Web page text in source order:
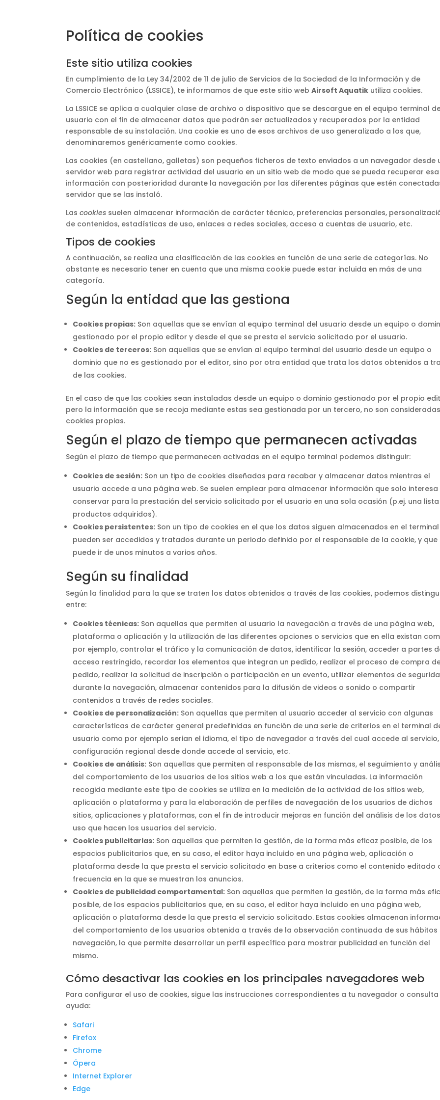
Política de cookies
Este sitio utiliza cookies
En cumplimiento de la Ley 34/2002 de 11 de julio de Servicios de la Sociedad de la Información y de
Comercio Electrónico (LSSICE), te informamos de que este sitio webAirsoft Aquatik utiliza cookies.
La LSSICE se aplica a cualquier clase de archivo o dispositivo que se descargue en el equipo terminal
usuario con el fin de almacenar datos que podrán ser actualizados y recuperados por la entidad
responsable de su instalación. Una cookie es uno de esos archivos de uso generalizado a los que,
denominaremos genéricamente como cookies.
Las cookies (en castellano, galletas) son pequeños ficheros de texto enviados a un navegador desde
servidor web para registrar actividad del usuario en un sitio web de modo que se pueda recuperar esa
información con posterioridad durante la navegación por las diferentes páginas que estén
servidor que se las instaló.
Lascookies suelen almacenar información de carácter técnico, preferencias personales,
de contenidos, estadísticas de uso, enlaces a redes sociales, acceso a cuentas de usuario, etc.
Tipos de cookies
A continuación, se realiza una clasificación de las cookies en función de una serie de categorías. No
obstante es necesario tener en cuenta que una misma cookie puede estar incluida en más de una
categoría.
Según la entidad que las gestiona
Cookies propias: Son aquellas que se envían al equipo terminal del usuario desde un equipo o
gestionado por el propio editor y desde el que se presta el servicio solicitado por el usuario.
Cookies de terceros: Son aquellas que se envían al equipo terminal del usuario desde un equipo o
dominio que no es gestionado por el editor, sino por otra entidad que trata los datos obtenidos a
de las cookies.
En el caso de que las cookies sean instaladas desde un equipo o dominio gestionado por el propio
pero la información que se recoja mediante estas sea gestionada por un tercero, no son consideradas
cookies propias.
Según el plazo de tiempo que permanecen activadas
Según el plazo de tiempo que permanecen activadas en el equipo terminal podemos distinguir:
Cookies de sesión: Son un tipo de cookies diseñadas para recabar y almacenar datos mientras el
usuario accede a una página web. Se suelen emplear para almacenar información que solo interesa
conservar para la prestación del servicio solicitado por el usuario en una sola ocasión (p.ej. una
productos adquiridos).
Cookies persistentes: Son un tipo de cookies en el que los datos siguen almacenados en el
pueden ser accedidos y tratados durante un periodo definido por el responsable de la cookie, y que
puede ir de unos minutos a varios años.
Según su finalidad
Según la finalidad para la que se traten los datos obtenidos a través de las cookies, podemos
entre:
Cookies técnicas: Son aquellas que permiten al usuario la navegación a través de una página web,
plataforma o aplicación y la utilización de las diferentes opciones o servicios que en ella existan
por ejemplo, controlar el tráfico y la comunicación de datos, identificar la sesión, acceder a partes
acceso restringido, recordar los elementos que integran un pedido, realizar el proceso de compra
pedido, realizar la solicitud de inscripción o participación en un evento, utilizar elementos de
durante la navegación, almacenar contenidos para la difusión de videos o sonido o compartir
contenidos a través de redes sociales.
Cookies de personalización: Son aquellas que permiten al usuario acceder al servicio con algunas
características de carácter general predefinidas en función de una serie de criterios en el terminal
usuario como por ejemplo serian el idioma, el tipo de navegador a través del cual accede al
configuración regional desde donde accede al servicio, etc.
Cookies de análisis: Son aquellas que permiten al responsable de las mismas, el seguimiento y
del comportamiento de los usuarios de los sitios web a los que están vinculadas. La información
recogida mediante este tipo de cookies se utiliza en la medición de la actividad de los sitios web,
aplicación o plataforma y para la elaboración de perfiles de navegación de los usuarios de dichos
sitios, aplicaciones y plataformas, con el fin de introducir mejoras en función del análisis de los
uso que hacen los usuarios del servicio.
Cookies publicitarias: Son aquellas que permiten la gestión, de la forma más eficaz posible, de los
espacios publicitarios que, en su caso, el editor haya incluido en una página web, aplicación o
plataforma desde la que presta el servicio solicitado en base a criterios como el contenido editado
frecuencia en la que se muestran los anuncios.
Cookies de publicidad comportamental: Son aquellas que permiten la gestión, de la forma más
posible, de los espacios publicitarios que, en su caso, el editor haya incluido en una página web,
aplicación o plataforma desde la que presta el servicio solicitado. Estas cookies almacenan
del comportamiento de los usuarios obtenida a través de la observación continuada de sus hábitos
navegación, lo que permite desarrollar un perfil específico para mostrar publicidad en función del
mismo.
Cómo desactivar las cookies en los principales navegadores web
Para configurar el uso de cookies, sigue las instrucciones correspondientes a tu navegador o consulta
ayuda:
Safari
Firefox
Chrome
Ópera
Internet Explorer
Edge